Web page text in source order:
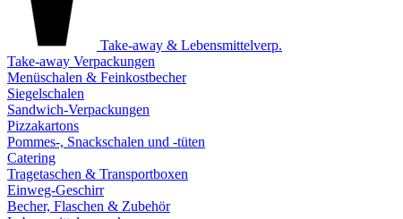
Take-away & Lebensmittelverp.
Take-away Verpackungen
Menüschalen & Feinkostbecher
Siegelschalen
Sandwich-Verpackungen
Pizzakartons
Pommes-, Snackschalen und -tüten
Catering
Tragetaschen & Transportboxen
Einweg-Geschirr
Becher, Flaschen & Zubehör